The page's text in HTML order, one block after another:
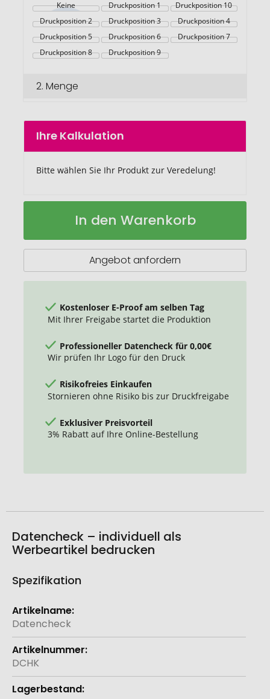
Keine Druckposition 1
Druckposition 10
Druckposition 2
Druckposition 3
Druckposition 4
Druckposition 5
Druckposition 6
Druckposition 7
Druckposition 8
Druckposition 9
2. Menge
Ihre Kalkulation
Bitte wählen Sie Ihr Produkt zur Veredelung!
Flasche
In den Warenkorb
Angebot anfordern
Kostenloser E-Proof am selben Tag
Mit Ihrer Freigabe startet die Produktion
Professioneller Datencheck für 0,00€
Wir prüfen Ihr Logo für den Druck
Risikofreies Einkaufen
Stornieren ohne Risiko bis zur Druckfreigabe
Exklusiver Preisvorteil
3% Rabatt auf Ihre Online-Bestellung
Datencheck – individuell als
Werbeartikel bedrucken
Spezifikation
Weitere
Informationen
Datencheck
DCHK